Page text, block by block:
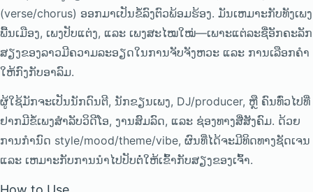
(verse/chorus) ອອກມາເປັນຂໍ້ລົງຕົວພ້ອມຮ້ອງ. ມັນເຫມາະກັບທັງເພງ
ພື້ນເມືອງ, ເພງປັບແຕ່ງ, ແລະ ເພງສະໄໝໃໝ່—ເພາະແຕ່ລະຊື່ອັກຄະລັກ
ສຽງຂອງລາວມີຄວາມລະອຽດໃນການຈັບຈັງຫວະ ແລະ ການເລືອກຄຳ
ໃຫ້ກົງກັບອາລົມ.
ຜູ້ໃຊ້ມັກຈະເປັນນັກດົນຕີ, ນັກຂຽນເພງ, DJ/producer, ຫຼື ຄົນທົ່ວໄປທີ່
ຢາກມີຂໍ້ເພງສຳລັບວິດີໂອ, ງານສົມລົດ, ແລະ ຊ່ອງທາງສື່ສັງຄົມ. ດ້ວຍ
ການກຳນົດ style/mood/theme/vibe, ຜົນທີ່ໄດ້ຈະມີທິດທາງຊັດເຈນ
ແລະ ເຫມາະກັບການນຳໄປປັບຕໍ່ໃຫ້ເຂົ້າກັບສຽງຂອງເຈົ້າ.